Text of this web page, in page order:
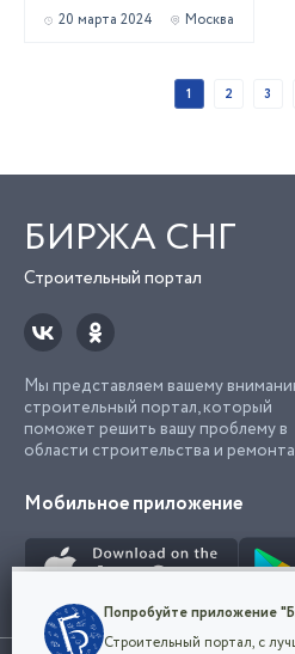
20 марта 2024 Москва
1 2 3
БИРЖА СНГ
Строительный портал
Мы представляем вашему
строительный портал, который
поможет решить вашу проблему в
области строительства и
Мобильное приложение
Конфиденциальность
Мы используем файлы cookie,
Попробуйте приложение
Строительный портал, с